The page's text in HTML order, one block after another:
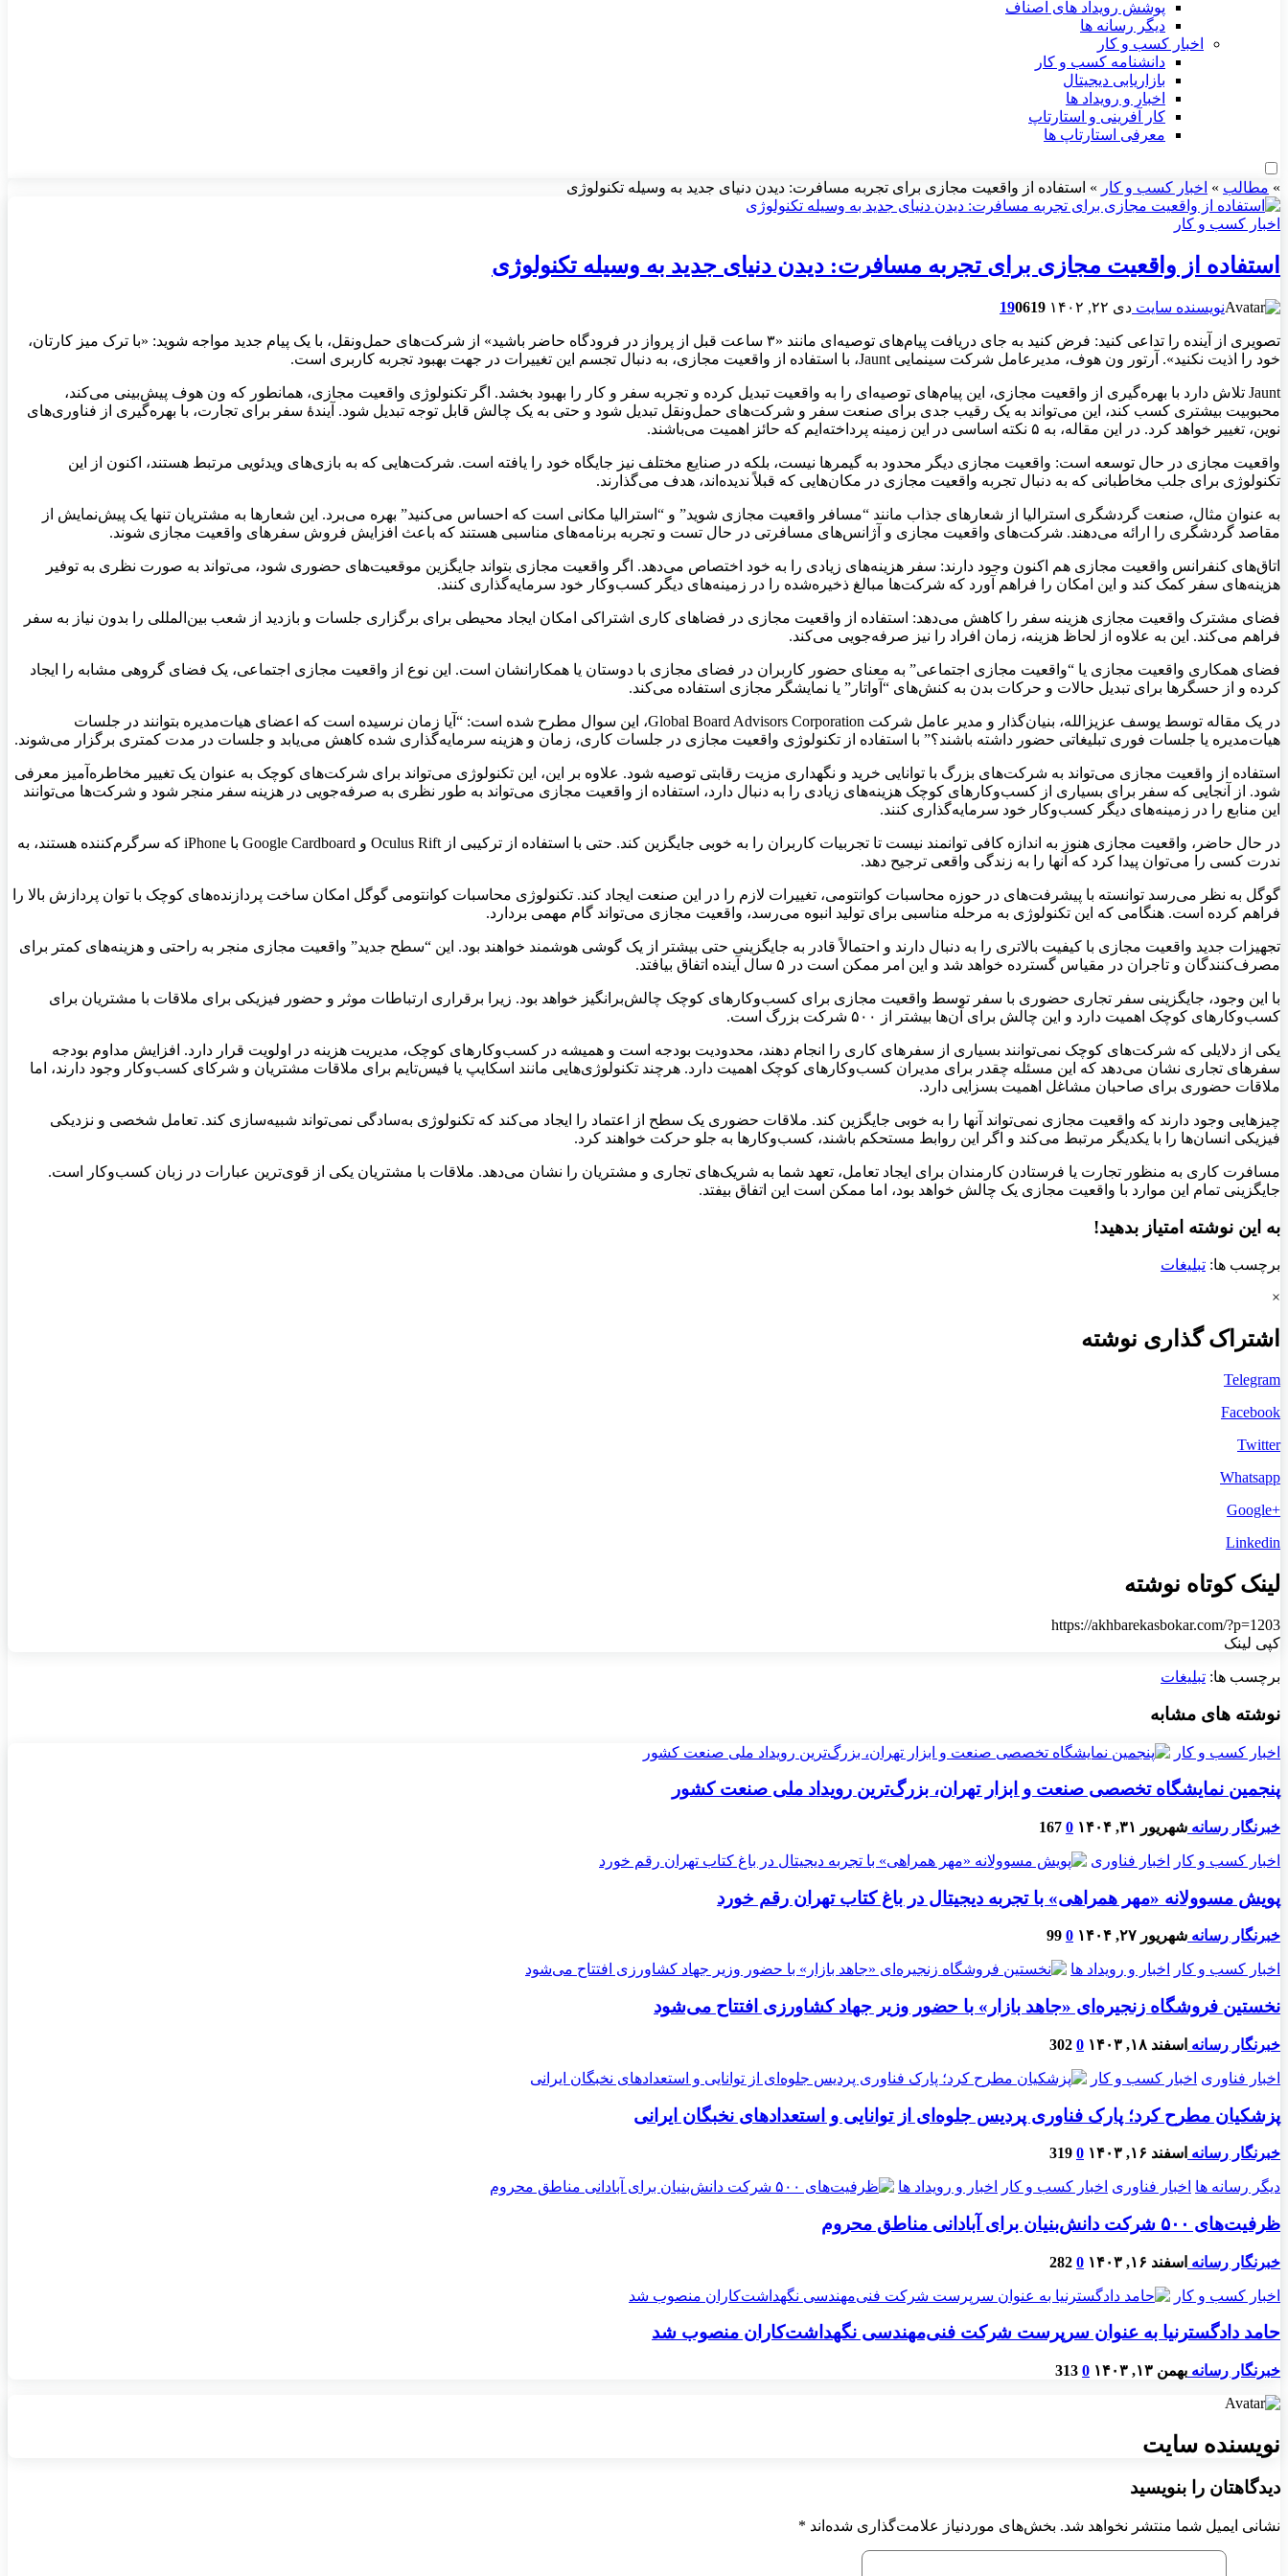
پوشش رویداد های اصناف
دیگر رسانه ها
اخبار کسب و کار
دانشنامه کسب و کار
بازاریابی دیجیتال
اخبار و رویداد ها
کار آفرینی و استارتاپ
معرفی استارتاپ ها
» مطالب » اخبار کسب و کار » استفاده از واقعیت مجازی برای تجربه مسافرت: دیدن دنیای جدید به وسیله تکنولوژی
اخبار کسب و کار
استفاده از واقعیت مجازی برای تجربه مسافرت: دیدن دنیای جدید به وسیله تکنولوژی
نویسنده سایت دی ۲۲, ۱۴۰۲ 190619
تصویری از آینده را تداعی کنید: فرض کنید به جای دریافت پیام‌های توصیه‌ای مانند «۳ ساعت قبل از پرواز در فرودگاه حاضر باشید» از شرکت‌های حمل‌ونقل، با یک پیام جدید مواجه شوید: «با ترک میز کارتان،
خود را اذیت نکنید». آرتور ون هوف، مدیرعامل شرکت سینمایی Jaunt، با استفاده از واقعیت مجازی، به دنبال تجسم این تغییرات در جهت بهبود تجربه کاربری است.
Jaunt تلاش دارد با بهره‌گیری از واقعیت مجازی، این پیام‌های توصیه‌ای را به واقعیت تبدیل کرده و تجربه سفر و کار را بهبود بخشد. اگر تکنولوژی واقعیت مجازی، همانطور که ون هوف پیش‌بینی می‌کند،
محبوبیت بیشتری کسب کند، این می‌تواند به یک رقیب جدی برای صنعت سفر و شرکت‌های حمل‌ونقل تبدیل شود و حتی به یک چالش قابل توجه تبدیل شود. آیندهٔ سفر برای تجارت، با بهره‌گیری از فناوری‌های
نوین، تغییر خواهد کرد. در این مقاله، به ۵ نکته اساسی در این زمینه پرداخته‌ایم که حائز اهمیت می‌باشند.
واقعیت مجازی در حال توسعه است: واقعیت مجازی دیگر محدود به گیمرها نیست، بلکه در صنایع مختلف نیز جایگاه خود را یافته است. شرکت‌هایی که به بازی‌های ویدئویی مرتبط هستند، اکنون از این
تکنولوژی برای جلب مخاطبانی که به دنبال تجربه واقعیت مجازی در مکان‌هایی که قبلاً ندیده‌اند، هدف می‌گذارند.
به عنوان مثال، صنعت گردشگری استرالیا از شعارهای جذاب مانند “مسافر واقعیت مجازی شوید” و “استرالیا مکانی است که احساس می‌کنید” بهره می‌برد. این شعارها به مشتریان تنها یک پیش‌نمایش از
مقاصد گردشگری را ارائه می‌دهند. شرکت‌های واقعیت مجازی و آژانس‌های مسافرتی در حال تست و تجربه برنامه‌های مناسبی هستند که باعث افزایش فروش سفرهای واقعیت مجازی شوند.
اتاق‌های کنفرانس واقعیت مجازی هم اکنون وجود دارند: سفر هزینه‌های زیادی را به خود اختصاص می‌دهد. اگر واقعیت مجازی بتواند جایگزین موقعیت‌های حضوری شود، می‌تواند به صورت نظری به توفیر
هزینه‌های سفر کمک کند و این امکان را فراهم آورد که شرکت‌ها مبالغ ذخیره‌شده را در زمینه‌های دیگر کسب‌وکار خود سرمایه‌گذاری کنند.
فضای مشترک واقعیت مجازی هزینه سفر را کاهش می‌دهد: استفاده از واقعیت مجازی در فضاهای کاری اشتراکی امکان ایجاد محیطی برای برگزاری جلسات و بازدید از شعب بین‌المللی را بدون نیاز به سفر
فراهم می‌کند. این به علاوه از لحاظ هزینه، زمان افراد را نیز صرفه‌جویی می‌کند.
فضای همکاری واقعیت مجازی یا “واقعیت مجازی اجتماعی” به معنای حضور کاربران در فضای مجازی با دوستان یا همکارانشان است. این نوع از واقعیت مجازی اجتماعی، یک فضای گروهی مشابه را ایجاد
کرده و از حسگرها برای تبدیل حالات و حرکات بدن به کنش‌های “آواتار” یا نمایشگر مجازی استفاده می‌کند.
در یک مقاله توسط یوسف عزیزالله، بنیان‌گذار و مدیر عامل شرکت Global Board Advisors Corporation، این سوال مطرح شده است: “آیا زمان نرسیده است که اعضای هیات‌مدیره بتوانند در جلسات
هیات‌مدیره یا جلسات فوری تبلیغاتی حضور داشته باشند؟” با استفاده از تکنولوژی واقعیت مجازی در جلسات کاری، زمان و هزینه سرمایه‌گذاری شده کاهش می‌یابد و جلسات در مدت کمتری برگزار می‌شوند.
استفاده از واقعیت مجازی می‌تواند به شرکت‌های بزرگ با توانایی خرید و نگهداری مزیت رقابتی توصیه شود. علاوه بر این، این تکنولوژی می‌تواند برای شرکت‌های کوچک به عنوان یک تغییر مخاطره‌آمیز معرفی
شود. از آنجایی که سفر برای بسیاری از کسب‌وکارهای کوچک هزینه‌های زیادی را به دنبال دارد، استفاده از واقعیت مجازی می‌تواند به طور نظری به صرفه‌جویی در هزینه سفر منجر شود و شرکت‌ها می‌توانند
این منابع را در زمینه‌های دیگر کسب‌وکار خود سرمایه‌گذاری کنند.
در حال حاضر، واقعیت مجازی هنوز به اندازه کافی توانمند نیست تا تجربیات کاربران را به خوبی جایگزین کند. حتی با استفاده از ترکیبی از Oculus Rift و Google Cardboard با iPhone که سرگرم‌کننده هستند، به
ندرت کسی را می‌توان پیدا کرد که آنها را به زندگی واقعی ترجیح دهد.
گوگل به نظر می‌رسد توانسته با پیشرفت‌های در حوزه محاسبات کوانتومی، تغییرات لازم را در این صنعت ایجاد کند. تکنولوژی محاسبات کوانتومی گوگل امکان ساخت پردازنده‌های کوچک با توان پردازش بالا را
فراهم کرده است. هنگامی که این تکنولوژی به مرحله مناسبی برای تولید انبوه می‌رسد، واقعیت مجازی می‌تواند گام مهمی بردارد.
تجهیزات جدید واقعیت مجازی با کیفیت بالاتری را به دنبال دارند و احتمالاً قادر به جایگزینی حتی بیشتر از یک گوشی هوشمند خواهند بود. این “سطح جدید” واقعیت مجازی منجر به راحتی و هزینه‌های کمتر برای
مصرف‌کنندگان و تاجران در مقیاس گسترده خواهد شد و این امر ممکن است در ۵ سال آینده اتفاق بیافتد.
با این وجود، جایگزینی سفر تجاری حضوری با سفر توسط واقعیت مجازی برای کسب‌وکارهای کوچک چالش‌برانگیز خواهد بود. زیرا برقراری ارتباطات موثر و حضور فیزیکی برای ملاقات با مشتریان برای
کسب‌وکارهای کوچک اهمیت دارد و این چالش برای آن‌ها بیشتر از ۵۰۰ شرکت بزرگ است.
یکی از دلایلی که شرکت‌های کوچک نمی‌توانند بسیاری از سفرهای کاری را انجام دهند، محدودیت بودجه است و همیشه در کسب‌وکارهای کوچک، مدیریت هزینه در اولویت قرار دارد. افزایش مداوم بودجه
سفرهای تجاری نشان می‌دهد که این مسئله چقدر برای مدیران کسب‌وکارهای کوچک اهمیت دارد. هرچند تکنولوژی‌هایی مانند اسکایپ یا فیس‌تایم برای ملاقات مشتریان و شرکای کسب‌وکار وجود دارند، اما
ملاقات حضوری برای صاحبان مشاغل اهمیت بسزایی دارد.
چیزهایی وجود دارند که واقعیت مجازی نمی‌تواند آنها را به خوبی جایگزین کند. ملاقات حضوری یک سطح از اعتماد را ایجاد می‌کند که تکنولوژی به‌سادگی نمی‌تواند شبیه‌سازی کند. تعامل شخصی و نزدیکی
فیزیکی انسان‌ها را با یکدیگر مرتبط می‌کند و اگر این روابط مستحکم باشند، کسب‌وکارها به جلو حرکت خواهند کرد.
مسافرت کاری به منظور تجارت یا فرستادن کارمندان برای ایجاد تعامل، تعهد شما به شریک‌های تجاری و مشتریان را نشان می‌دهد. ملاقات با مشتریان یکی از قوی‌ترین عبارات در زبان کسب‌وکار است.
جایگزینی تمام این موارد با واقعیت مجازی یک چالش خواهد بود، اما ممکن است این اتفاق بیفتد.
به این نوشته امتیاز بدهید!
برچسب ها: تبلیغات
×
اشتراک گذاری نوشته
Telegram
Facebook
Twitter
Whatsapp
+Google
Linkedin
لینک کوتاه نوشته
https://akhbarekasbokar.com/?p=1203
کپی لینک
برچسب ها: تبلیغات
نوشته های مشابه
اخبار کسب و کار
پنجمین نمایشگاه تخصصی صنعت و ابزار تهران، بزرگ‌ترین رویداد ملی صنعت کشور
خبرنگار رسانه شهریور ۳۱, ۱۴۰۴ 0
167
اخبار کسب و کار اخبار فناوری
پویش مسوولانه «مهر همراهی» با تجربه دیجیتال در باغ کتاب تهران رقم خورد
خبرنگار رسانه شهریور ۲۷, ۱۴۰۴ 0
99
اخبار کسب و کار اخبار و رویداد ها
نخستین فروشگاه زنجیره‌ای «جاهد بازار» با حضور وزیر جهاد کشاورزی افتتاح می‌شود
خبرنگار رسانه اسفند ۱۸, ۱۴۰۳ 0
302
اخبار فناوری اخبار کسب و کار
پزشکیان مطرح کرد؛ پارک فناوری پردیس جلوه‌ای از توانایی و استعدادهای نخبگان ایرانی
خبرنگار رسانه اسفند ۱۶, ۱۴۰۳ 0
319
دیگر رسانه ها اخبار فناوری اخبار کسب و کار اخبار و رویداد ها
ظرفیت‌های ۵۰۰ شرکت دانش‌بنیان برای آبادانی مناطق محروم
خبرنگار رسانه اسفند ۱۶, ۱۴۰۳ 0
282
اخبار کسب و کار
حامد دادگسترنیا به عنوان سرپرست شرکت فنی‌مهندسی نگهداشت‌کاران منصوب شد
خبرنگار رسانه بهمن ۱۳, ۱۴۰۳ 0
313
نویسنده سایت
دیدگاهتان را بنویسید
نشانی ایمیل شما منتشر نخواهد شد. بخش‌های موردنیاز علامت‌گذاری شده‌اند *